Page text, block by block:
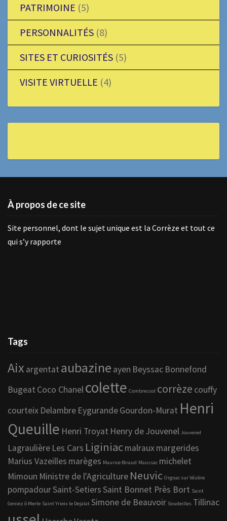
PATRIMOINE (5)
PERSONNALITÉS (8)
SITES ET CURIOSITÉS (5)
VISITE VIRTUELLE (4)
À propos de ce site
Site personnel, dont le sujet unique est la Corrèze et tout ce
qui s’y rapporte
Tags
Aix argentat aubazine ayen Beyssac Bonnefond
Bugeat Coco Chanelcolette Combressol corrèze couffy
courteix Delambre EygurandeGourdon-Murat Henri
Queuille Henri Troyat Henry de Jouvenel Jouvenel
Lagraulière Les Cars Liginiacmalrauxmargerides
Marius Vazeilles marèges Maurice Biraud Maussac michelet
Mimoun Ministre de l'Agriculture Neuvic Orgnac sur Vézère
pompadourSaint-SetiersSaint Bonnet Près Bort Saint
Geniez ô Merle Saint Yrieix le Dejalat Simone de Beauvoir Soudeilles Tillinac